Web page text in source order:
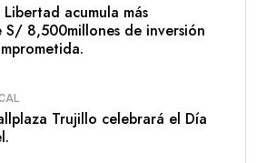
Libertad acumula más
S/ 8,500millones de inversión
Trujillo celebrará el Día